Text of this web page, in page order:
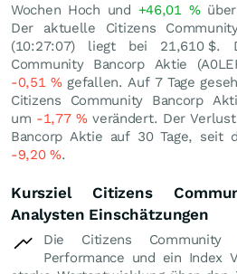
Wochen Hoch und +46,01 %über
Der aktuelle Citizens
(10:27:07) liegt bei 21,610 $.
Community Bancorp Aktie
-0,51%gefallen. Auf 7 Tage
Citizens Community Bancorp
um -1,77%verändert. Der
Bancorp Aktie auf 30 Tage, seit
-9,20%.
Kursziel Citizens
Analysten Einschätzungen
Die Citizens Community
Performance und ein Index